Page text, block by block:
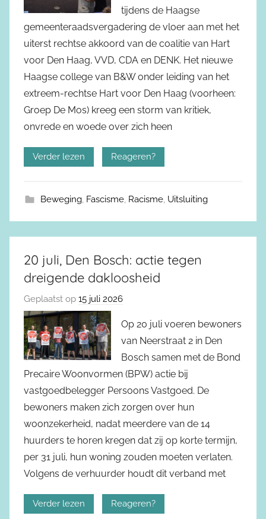
tijdens de Haagse
gemeenteraadsvergadering de vloer aan met het
uiterst rechtse akkoord van de coalitie van Hart
voor Den Haag, VVD, CDA en DENK. Het nieuwe
Haagse college van B&W onder leiding van het
extreem-rechtse Hart voor Den Haag (voorheen:
Groep De Mos) kreeg een storm van kritiek,
onvrede en woede over zich heen
Verder lezen Reageren?
Beweging, Fascisme, Racisme, Uitsluiting
20 juli, Den Bosch: actie tegen
dreigende dakloosheid
Geplaatst op 15 juli 2026
Op 20 juli voeren bewoners
van Neerstraat 2 in Den
Bosch samen met de Bond
Precaire Woonvormen (BPW) actie bij
vastgoedbelegger Persoons Vastgoed. De
bewoners maken zich zorgen over hun
woonzekerheid, nadat meerdere van de 14
huurders te horen kregen dat zij op korte termijn,
per 31 juli, hun woning zouden moeten verlaten.
Volgens de verhuurder houdt dit verband met
Verder lezen Reageren?